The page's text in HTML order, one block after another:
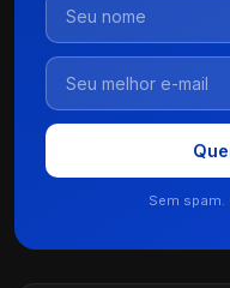
Sem spam.